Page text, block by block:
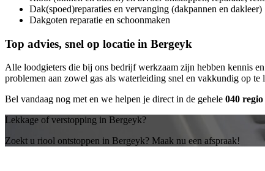
Dak(spoed)reparaties en vervanging (dakpannen en dakleer)
Dakgoten reparatie en schoonmaken
Top advies, snel op locatie in Bergeyk
Alle loodgieters die bij ons bedrijf werkzaam zijn hebben kennis
problemen aan zowel gas als waterleiding snel en vakkundig op
Bel vandaag nog meten we helpen je direct in de gehele 040 regio
Lekkage of verstopping in Bergeyk?
Zoekt u riool ontstoppen in Bergeyk? Maak nu een afspraak!